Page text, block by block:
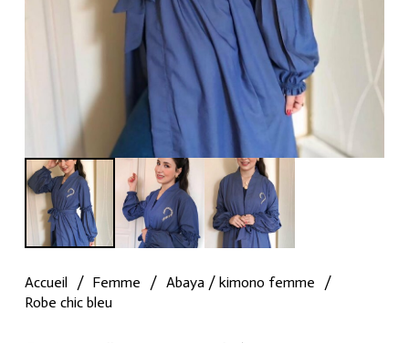
Accueil / Femme / Abaya / kimono femme
/
Robe chic bleu